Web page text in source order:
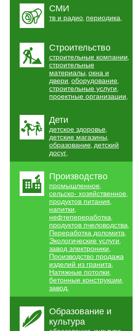
СМИ
тв и радио, периодика,
Строительство
строительные компании,
строительные
материалы, окна и
двери, оборудование,
строительные услуги,
проектные организации,
Дети
детское здоровье,
детские магазины,
образование, детский
досуг,
Производство
промышленное,
сельско- хозяйственное,
продуктов питания,
напитки,
нефтепереработка,
продуктов пчеловодства,
Переработка доломита,
Экологические услуги,
завод электроники,
Производство продажа
изделий из гранита,
Натяжные потолки,
бетонные конструкции,
завод,
Образование и
культура